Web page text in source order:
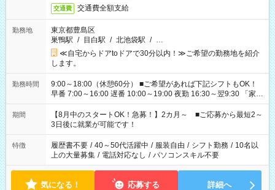
交通費 交通費全額支給
勤務地
東京都豊島区
巣鴨駅 / 目白駅 / 北池袋駅 / …
≪自宅からドアtoドアで30分以内！≫ご希望の勤務地を紹介
します。
勤務時間
9:00～18:00（休憩60分） ■ご希望があれば下記シフトもOK！
早番 7:00～16:00 遅番 10:00～19:00 夜勤 16:30～翌9:30 「家族
と休みを合わせたい」 「余裕を持って夕飯の準備がしたい」
「できれば残業はしたくない」 など、ご希望を教えてください
ね。 ※Wワーク希望の方へ 今ご覧のお仕事で希望する勤務時間
と、もう1つのお仕事の勤務時間。 合計で週40時間を超える場
合は応募できません。
期間
【8月中のスタートOK！急募！】2カ月～ ■ご応募から最短2～
3日後に就業が可能です！
特徴 履歴書不要 / 40～50代活躍中 / 服装自由 / シフト勤務 / 10名以
上の大量募集 / 電話対応なし / パソコンスキル不要
気になる！ 応募する 詳細へ